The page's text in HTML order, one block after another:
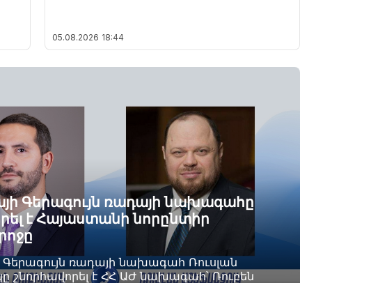
05.08.2026 18:44
Գերագույն ռադայի նախագահը
է Հայաստանի նորընտիր
Գերագույն ռադայի նախագահ Ռուսլան
շնորհավորել է ՀՀ ԱԺ նախագահ՝ Ռուբեն